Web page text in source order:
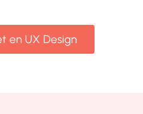
en UX Design